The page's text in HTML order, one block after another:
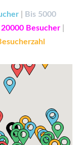
Bis 5000
20000 Besucher